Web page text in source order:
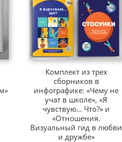
Комплект из трех
сборников в
инфографике: «Чему не
учат в школе», «Я
чувствую… Что?» и
«Отношения.
Визуальный гид в любви
и дружбе»